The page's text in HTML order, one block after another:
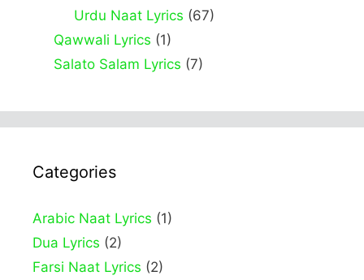
Urdu Naat Lyrics (67)
Qawwali Lyrics (1)
Salato Salam Lyrics (7)
Categories
Arabic Naat Lyrics (1)
Dua Lyrics (2)
Farsi Naat Lyrics (2)